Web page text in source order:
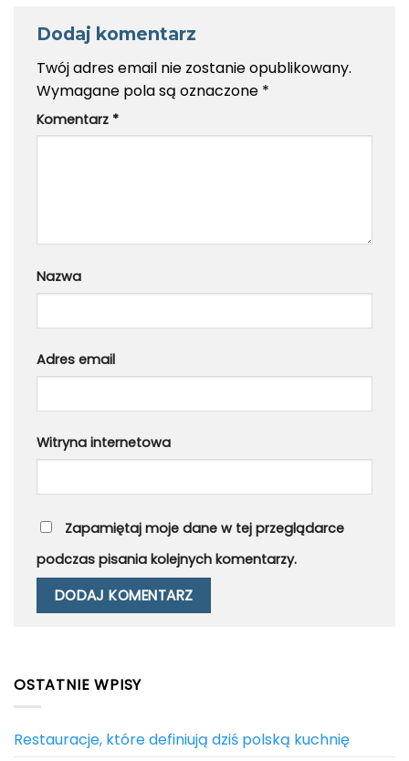
Dodaj komentarz
Twój adres email nie zostanie opublikowany.
Wymagane pola są oznaczone *
Komentarz *
Nazwa
Adres email
Witryna internetowa
Zapamiętaj moje dane w tej przeglądarce
podczas pisania kolejnych komentarzy.
OSTATNIE WPISY
Restauracje, które definiują dziś polską kuchnię